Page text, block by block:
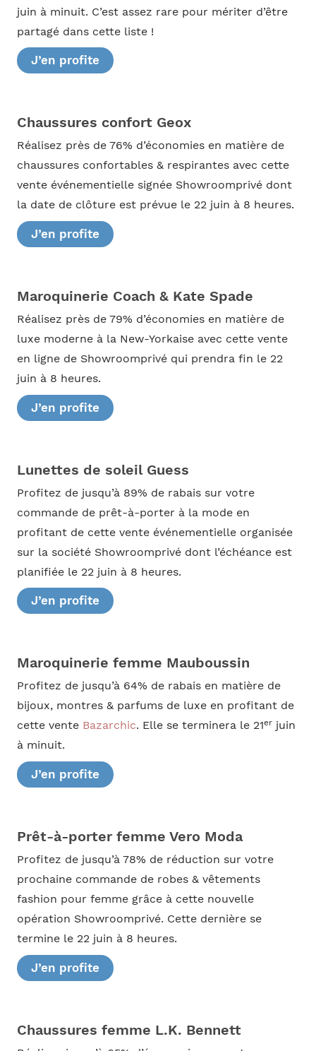
juin à minuit. C’est assez rare pour mériter d’être
partagé dans cette liste !
J’en profite
Chaussures confort Geox
Réalisez près de 76% d’économies en matière de
chaussures confortables & respirantes avec cette
vente événementielle signée Showroomprivé dont
la date de clôture est prévue le 22 juin à 8 heures.
J’en profite
Maroquinerie Coach & Kate Spade
Réalisez près de 79% d’économies en matière de
luxe moderne à la New-Yorkaise avec cette vente
en ligne de Showroomprivé qui prendra fin le 22
juin à 8 heures.
J’en profite
Lunettes de soleil Guess
Profitez de jusqu’à 89% de rabais sur votre
commande de prêt-à-porter à la mode en
profitant de cette vente événementielle organisée
sur la société Showroomprivé dont l’échéance est
planifiée le 22 juin à 8 heures.
J’en profite
Maroquinerie femme Mauboussin
Profitez de jusqu’à 64% de rabais en matière de
bijoux, montres & parfums de luxe en profitant de
cette vente Bazarchic. Elle se terminera le 21erjuin
à minuit.
J’en profite
Prêt-à-porter femme Vero Moda
Profitez de jusqu’à 78% de réduction sur votre
prochaine commande de robes & vêtements
fashion pour femme grâce à cette nouvelle
opération Showroomprivé. Cette dernière se
termine le 22 juin à 8 heures.
J’en profite
Chaussures femme L.K. Bennett